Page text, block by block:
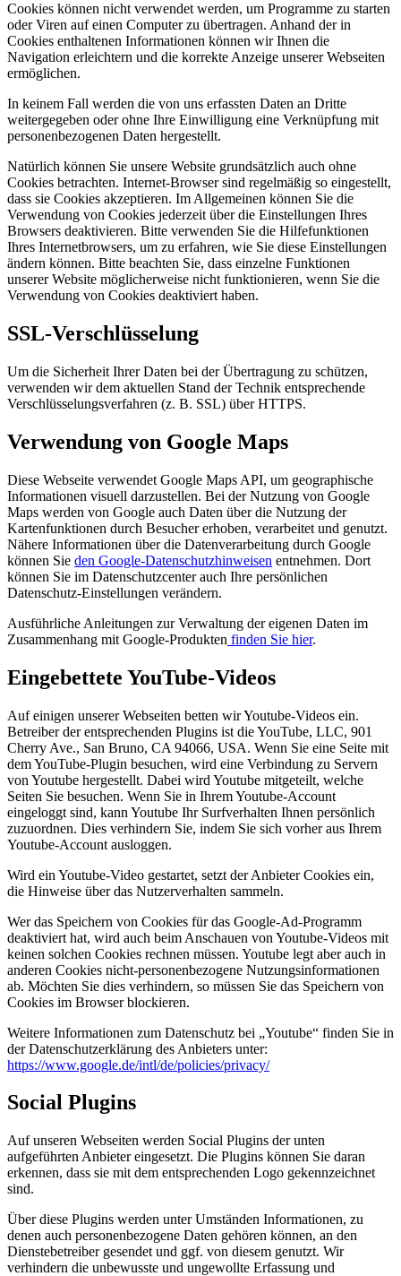
Cookies können nicht verwendet werden, um Programme zu starten
oder Viren auf einen Computer zu übertragen. Anhand der in
Cookies enthaltenen Informationen können wir Ihnen die
Navigation erleichtern und die korrekte Anzeige unserer Webseiten
ermöglichen.
In keinem Fall werden die von uns erfassten Daten an Dritte
weitergegeben oder ohne Ihre Einwilligung eine Verknüpfung mit
personenbezogenen Daten hergestellt.
Natürlich können Sie unsere Website grundsätzlich auch ohne
Cookies betrachten. Internet-Browser sind regelmäßig so eingestellt,
dass sie Cookies akzeptieren. Im Allgemeinen können Sie die
Verwendung von Cookies jederzeit über die Einstellungen Ihres
Browsers deaktivieren. Bitte verwenden Sie die Hilfefunktionen
Ihres Internetbrowsers, um zu erfahren, wie Sie diese Einstellungen
ändern können. Bitte beachten Sie, dass einzelne Funktionen
unserer Website möglicherweise nicht funktionieren, wenn Sie die
Verwendung von Cookies deaktiviert haben.
SSL-Verschlüsselung
Um die Sicherheit Ihrer Daten bei der Übertragung zu schützen,
verwenden wir dem aktuellen Stand der Technik entsprechende
Verschlüsselungsverfahren (z. B. SSL) über HTTPS.
Verwendung von Google Maps
Diese Webseite verwendet Google Maps API, um geographische
Informationen visuell darzustellen. Bei der Nutzung von Google
Maps werden von Google auch Daten über die Nutzung der
Kartenfunktionen durch Besucher erhoben, verarbeitet und genutzt.
Nähere Informationen über die Datenverarbeitung durch Google
können Sie den Google-Datenschutzhinweisen entnehmen. Dort
können Sie im Datenschutzcenter auch Ihre persönlichen
Datenschutz-Einstellungen verändern.
Ausführliche Anleitungen zur Verwaltung der eigenen Daten im
Zusammenhang mit Google-Produkten finden Sie hier.
Eingebettete YouTube-Videos
Auf einigen unserer Webseiten betten wir Youtube-Videos ein.
Betreiber der entsprechenden Plugins ist die YouTube, LLC, 901
Cherry Ave., San Bruno, CA 94066, USA. Wenn Sie eine Seite mit
dem YouTube-Plugin besuchen, wird eine Verbindung zu Servern
von Youtube hergestellt. Dabei wird Youtube mitgeteilt, welche
Seiten Sie besuchen. Wenn Sie in Ihrem Youtube-Account
eingeloggt sind, kann Youtube Ihr Surfverhalten Ihnen persönlich
zuzuordnen. Dies verhindern Sie, indem Sie sich vorher aus Ihrem
Youtube-Account ausloggen.
Wird ein Youtube-Video gestartet, setzt der Anbieter Cookies ein,
die Hinweise über das Nutzerverhalten sammeln.
Wer das Speichern von Cookies für das Google-Ad-Programm
deaktiviert hat, wird auch beim Anschauen von Youtube-Videos mit
keinen solchen Cookies rechnen müssen. Youtube legt aber auch in
anderen Cookies nicht-personenbezogene Nutzungsinformationen
ab. Möchten Sie dies verhindern, so müssen Sie das Speichern von
Cookies im Browser blockieren.
Weitere Informationen zum Datenschutz bei „Youtube“ finden Sie in
der Datenschutzerklärung des Anbieters unter:
https://www.google.de/intl/de/policies/privacy/
Social Plugins
Auf unseren Webseiten werden Social Plugins der unten
aufgeführten Anbieter eingesetzt. Die Plugins können Sie daran
erkennen, dass sie mit dem entsprechenden Logo gekennzeichnet
sind.
Über diese Plugins werden unter Umständen Informationen, zu
denen auch personenbezogene Daten gehören können, an den
Dienstebetreiber gesendet und ggf. von diesem genutzt. Wir
verhindern die unbewusste und ungewollte Erfassung und